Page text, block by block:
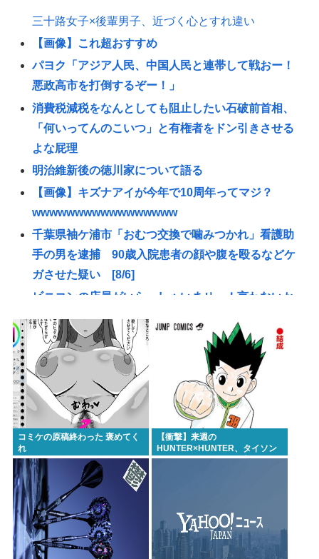
三十路女子×後輩男子、近づく心とすれ違い
【画像】これ超おすすめ
パヨク「アジア人民、中国人民と連帯して戦おー！
悪政高市を打倒するぞー！」
消費税減税をなんとしても阻止したい石破前首相、
「何いってんのこいつ」と有権者をドン引きさせる
よな屁理
明治維新後の徳川家について語る
【画像】キズナアイが今年で10周年ってマジ？
wwwwwwwwwwwwwwwww
千葉県袖ケ浦市「おむつ交換で噛みつかれ」看護助
手の男を逮捕 90歳入院患者の顔や腹を殴るなどケ
ガさせた疑い [8/6]
ビニコンの店員がいらっしゃいませー！言わないか
ら本社にクレームいれてやりましたよ！www
【悲報】高市早苗に逆らった財務官僚、異例の左遷
www
【悲報】NISA民、『オルカン』『S&P500』
『NASDAQ100』しか買わない
【悲報】お弁当屋さん、消費税が下がっても値段据
え置き
高市総理と対話の避難所代表者「避難所の生活は至
れり尽くせりで全く不自由ない、ありがとう！日本
人でよかった！」
ここ数年「どっちもどっち」とか「まだわからない
から叩くな」とかゆうチキン野郎が増えたけどどっ
コミケの原稿終わった 褒めてく
れ
【衝撃】来週の
HUNTER×HUNTER、タイソン
王子とツベッバ王子死亡